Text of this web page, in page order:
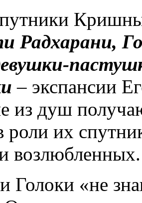
– экспансии
из душ
их
возлюбленных.
Голоки «не